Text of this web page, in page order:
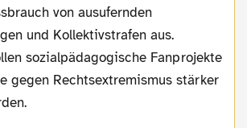
von ausufernden
und Kollektivstrafen aus.
sozialpädagogische Fanprojekte
gegen Rechtsextremismus stärker